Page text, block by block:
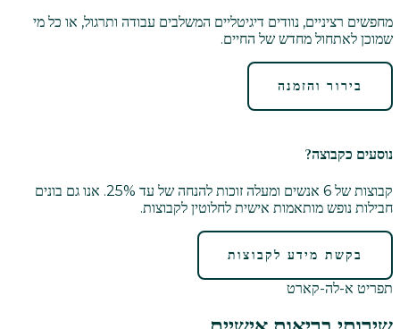
מחפשים רציניים, נוודים דיגיטליים המשלבים עבודה ותרגול, או כל מי
שמוכן לאתחול מחדש של החיים.
בירור והזמנה
נוסעים כקבוצה?
קבוצות של 6 אנשים ומעלה זוכות להנחה של עד 25%. אנו גם בונים
חבילות נופש מותאמות אישית לחלוטין לקבוצות.
בקשת מידע לקבוצות
תפריט א-לה-קארט